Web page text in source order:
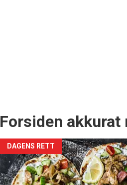
Forsiden akkurat
DAGENS RETT